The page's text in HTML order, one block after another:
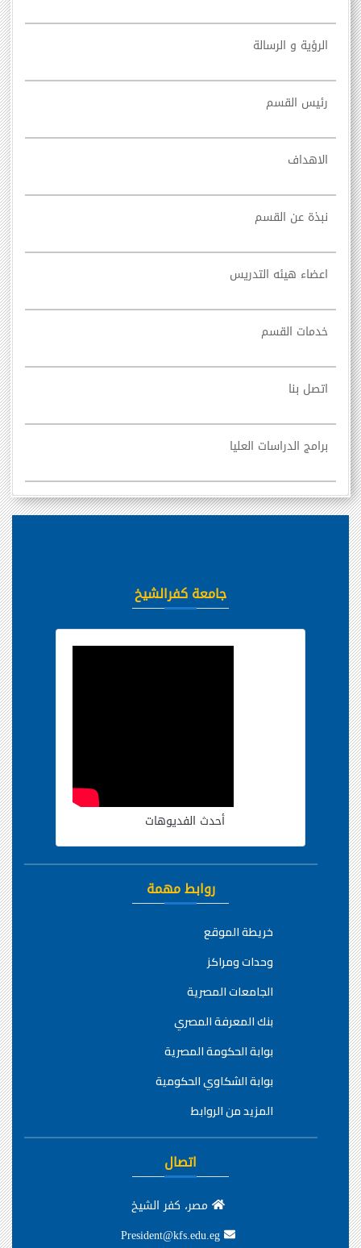
الرؤية و الرسالة
رئيس القسم
الاهداف
نبذة عن القسم
اعضاء هيئه التدريس
خدمات القسم
اتصل بنا
برامج الدراسات العليا
جامعة كفرالشيخ
أحدث الفديوهات
روابط مهمة
خريطة الموقع
وحدات ومراكز
الجامعات المصرية
بنك المعرفة المصري
بوابة الحكومة المصرية
بوابة الشكاوي الحكومية
المزيد من الروابط
اتصال
مصر، كفر الشيخ